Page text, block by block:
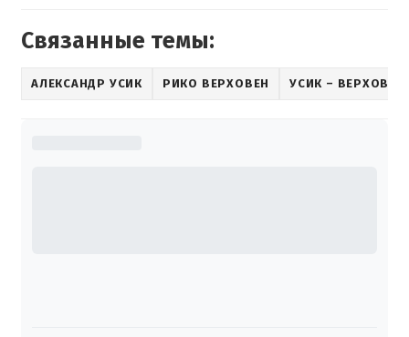
Связанные темы:
АЛЕКСАНДР УСИК РИКО ВЕРХОВЕН УСИК – ВЕРХОВЕН